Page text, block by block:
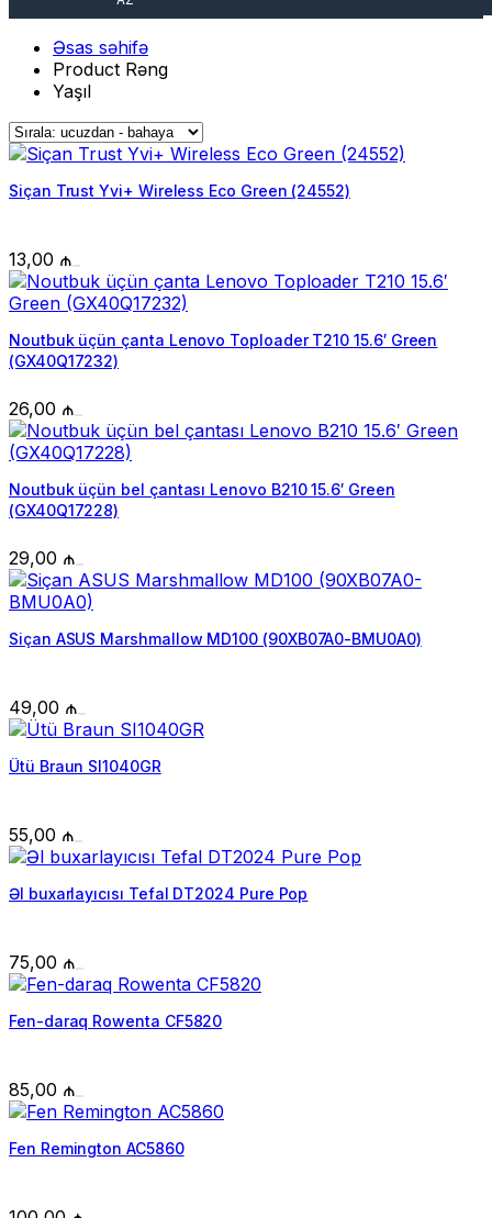
Əsas səhifə
Product Rəng
Yaşıl
Siçan Trust Yvi+ Wireless Eco Green (24552)
13,00 ₼
Noutbuk üçün çanta Lenovo Toploader T210 15.6′ Green
(GX40Q17232)
26,00 ₼
Noutbuk üçün bel çantası Lenovo B210 15.6′ Green
(GX40Q17228)
29,00 ₼
Siçan ASUS Marshmallow MD100 (90XB07A0-BMU0A0)
49,00 ₼
Ütü Braun SI1040GR
55,00 ₼
Əl buxarlayıcısı Tefal DT2024 Pure Pop
75,00 ₼
Fen-daraq Rowenta CF5820
85,00 ₼
Fen Remington AC5860